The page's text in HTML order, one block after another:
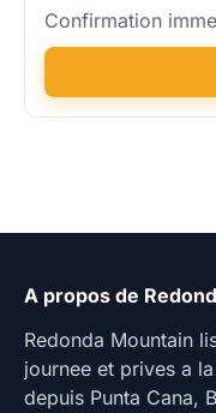
Confirmation
A propos de
Redonda Mountain
journee et prives a
depuis Punta Cana,